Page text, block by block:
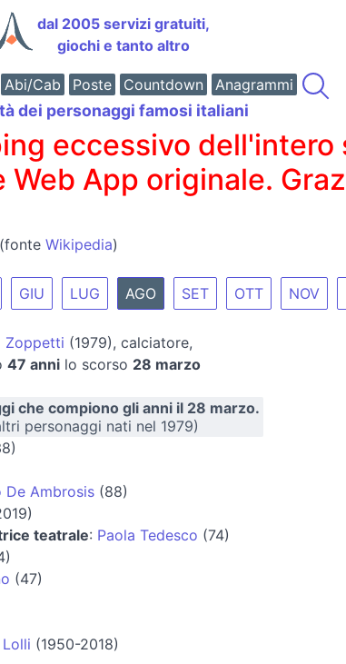
dal 2005 servizi gratuiti,
giochi e tanto altro
Abi/Cab Poste Countdown Anagrammi
dei personaggi famosi italiani
eccessivo
App originale.
(fonte Wikipedia)
GIU LUG AGO SET OTT NOV
Zoppetti (1979), calciatore,
47 annilo scorso 28 marzo
che compiono gli anni il 28 marzo.
personaggi nati nel 1979)
De Ambrosis (88)
teatrale: Paola Tedesco (74)
(47)
(1950-2018)